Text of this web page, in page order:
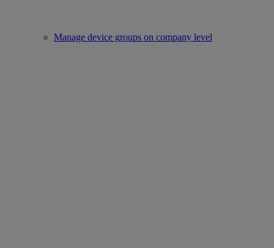
Manage device groups on company level